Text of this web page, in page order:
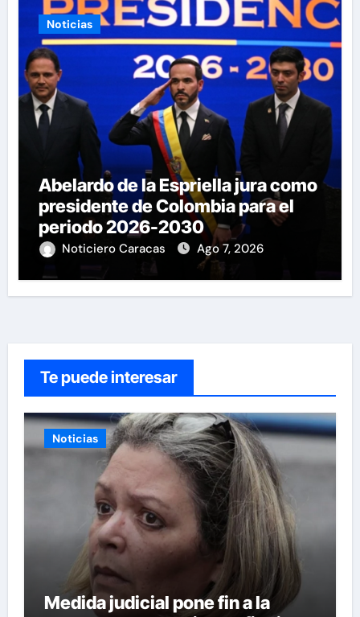
Noticias
Abelardo de la Espriella jura como
presidente de Colombia para el
periodo 2026-2030
Noticiero Caracas Ago 7, 2026
Te puede interesar
Noticias
Medida judicial pone fin a la